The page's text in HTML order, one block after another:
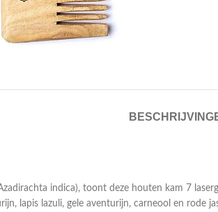
BESCHRIJVING
indica), toont deze houten kam 7
lapis lazuli, gele aventurijn, carneool en rode